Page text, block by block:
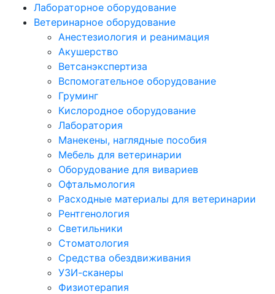
Лабораторное оборудование
Ветеринарное оборудование
Анестезиология и реанимация
Акушерство
Ветсанэкспертиза
Вспомогательное оборудование
Груминг
Кислородное оборудование
Лаборатория
Манекены, наглядные пособия
Мебель для ветеринарии
Оборудование для вивариев
Офтальмология
Расходные материалы для ветеринарии
Рентгенология
Светильники
Стоматология
Средства обездвиживания
УЗИ-сканеры
Физиотерапия